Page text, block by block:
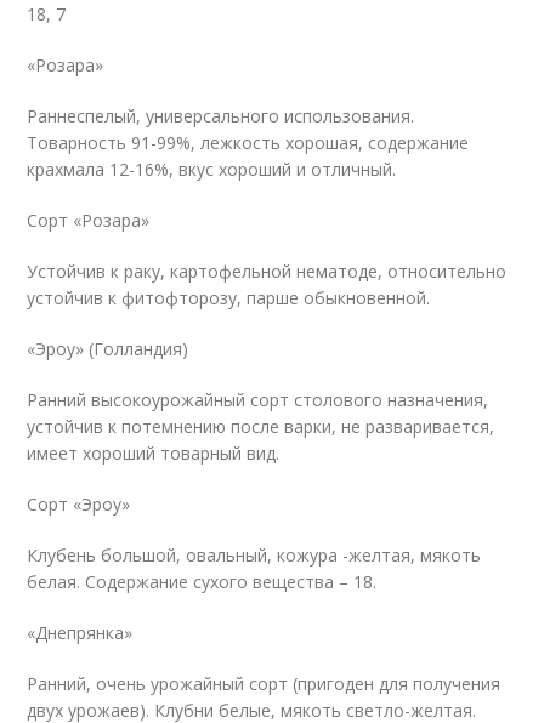
18, 7
«Розара»
Раннеспелый, универсального использования.
Товарность 91-99%, лежкость хорошая, содержание
крахмала 12-16%, вкус хороший и отличный.
Сорт «Розара»
Устойчив к раку, картофельной нематоде, относительно
устойчив к фитофторозу, парше обыкновенной.
«Эроу» (Голландия)
Ранний высокоурожайный сорт столового назначения,
устойчив к потемнению после варки, не разваривается,
имеет хороший товарный вид.
Сорт «Эроу»
Клубень большой, овальный, кожура -желтая, мякоть
белая. Содержание сухого вещества – 18.
«Днепрянка»
Ранний, очень урожайный сорт (пригоден для получения
двух урожаев). Клубни белые, мякоть светло-желтая.